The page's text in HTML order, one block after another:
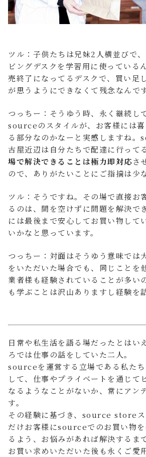
ツル：子供たちは兄妹2人横並びで
ビングデスクを学習用に使っている
売終了になってるデスクで、買い足
が思うようにできなくて残念なんで
つっちー：そうゆう時、永く継続し
sourceのスタイルが、お客様には
る部分なのかなーと実感しますね
古屋近辺は自分たちで配達に行って
場で解決できることは極力即対応さ
ので、ありがたいことにご指摘は少
ツル：そうですね。その場で直接お
るのは、間を空けずに問題を解決で
には最後まで安心してお買い物して
いかなと思っています。
つっちー：対面はそうゆう意味では
をいただいた場合でも、同じことを
業者様も経験されていることが多い
も学ぶことは沢山ありますし経験を
日常や私生活を語る場だったとはい
ろでは仕事の話をしていた二人。
sourceを運営する立場である私た
して、仕事やプライベートを通じて
なるようなことがないか、常にアン
す。
その経験に基づき、source storeス
だけお客様にsourceでのお買い物
るよう、お悩みがあれば解決するま
お買い求めいただいた後も永くご愛